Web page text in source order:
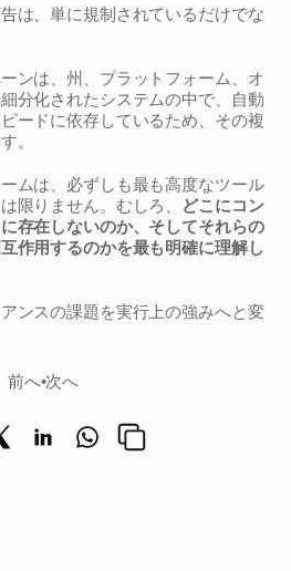
は、単に規制されているだけでな
ンは、州、プラットフォーム、オ
分化されたシステムの中で、自動
ードに依存しているため、その複
。
ムは、必ずしも最も高度なツール
限りません。むしろ、 どこにコン
存在しないのか、そしてそれらの
作用するのかを最も明確に理解し
ンスの課題を実行上の強みへと変
前へ•次へ